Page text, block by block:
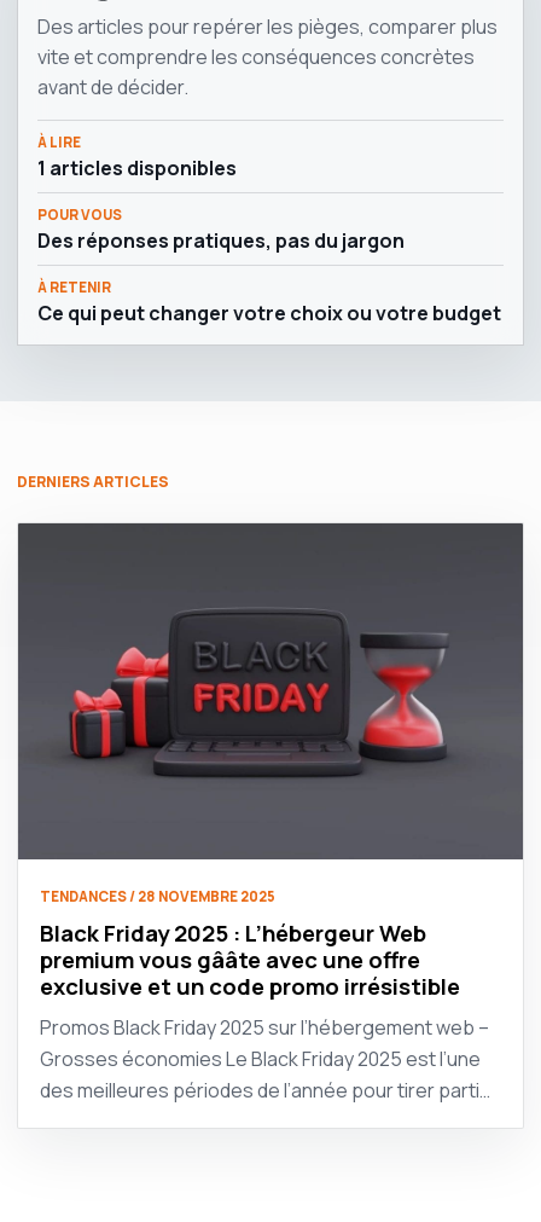
Des articles pour repérer les pièges, comparer plus
vite et comprendre les conséquences concrètes
avant de décider.
À LIRE
1 articles disponibles
POUR VOUS
Des réponses pratiques, pas du jargon
À RETENIR
Ce qui peut changer votre choix ou votre budget
DERNIERS ARTICLES
TENDANCES / 28 NOVEMBRE 2025
Black Friday 2025 : L’hébergeur Web
premium vous gââte avec une offre
exclusive et un code promo irrésistible
Promos Black Friday 2025 sur l’hébergement web –
Grosses économies Le Black Friday 2025 est l’une
des meilleures périodes de l’année pour tirer parti…